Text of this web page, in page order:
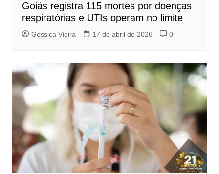
Goiás registra 115 mortes por doenças
respiratórias e UTIs operam no limite
Gessica Vieira 17 de abril de 2026 0